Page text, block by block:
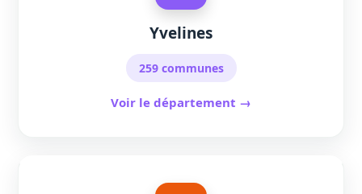
Yvelines
259 communes
Voir le département →